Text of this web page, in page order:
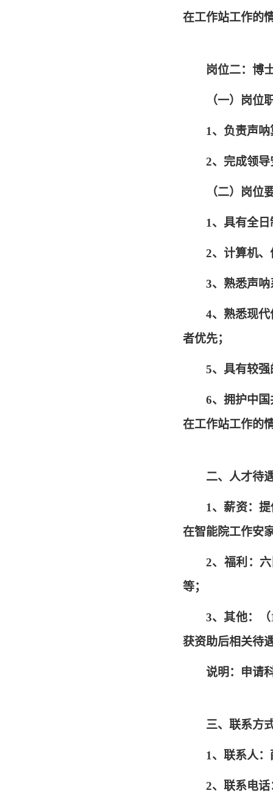
在工作站工作的
岗位二：博
（一）岗位
1、负责声
2、完成领
（二）岗位
1、具有全
2、计算机
3、熟悉声
4、熟悉现
者优先；
5、具有较
6、拥护中
在工作站工作的
二、人才待
1、薪资：
在智能院工作安
2、福利：
等；
3、其他：
获资助后相关待
说明：申请
三、联系方
1、联系人
2、联系电话